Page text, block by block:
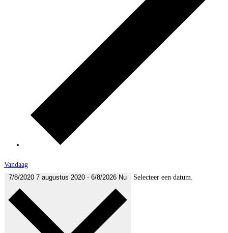
Vandaag
7/8/2020 7 augustus 2020 - 6/8/2026 Nu Selecteer een datum.